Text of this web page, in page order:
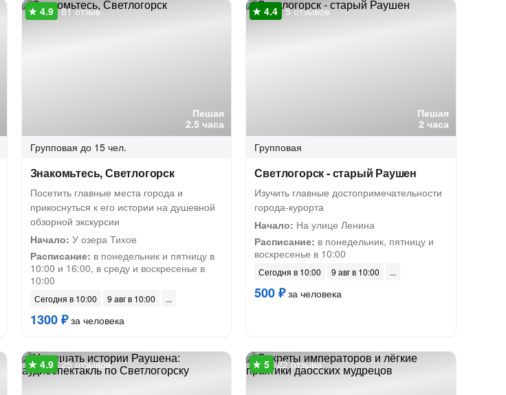
Пешая
2.5 часа
81 отзыв
Групповая до 15 чел.
Знакомьтесь, Светлогорск
Посетить главные места города и
прикоснуться к его истории на душевной
обзорной экскурсии
Начало: У озера Тихое
Расписание: в понедельник и пятницу в
10:00 и 16:00, в среду и воскресенье в
10:00
Сегодня в 10:00 9 авг в 10:00
1300 ₽за человека
Пешая
2 часа
5 отзывов
Групповая
Светлогорск - старый Раушен
Изучить главные достопримечательности
города-курорта
Начало: На улице Ленина
Расписание: в понедельник, пятницу и
воскресенье в 10:00
Сегодня в 10:00 9 авг в 10:00
500 ₽за человека
25 отзывов 22 отзыва